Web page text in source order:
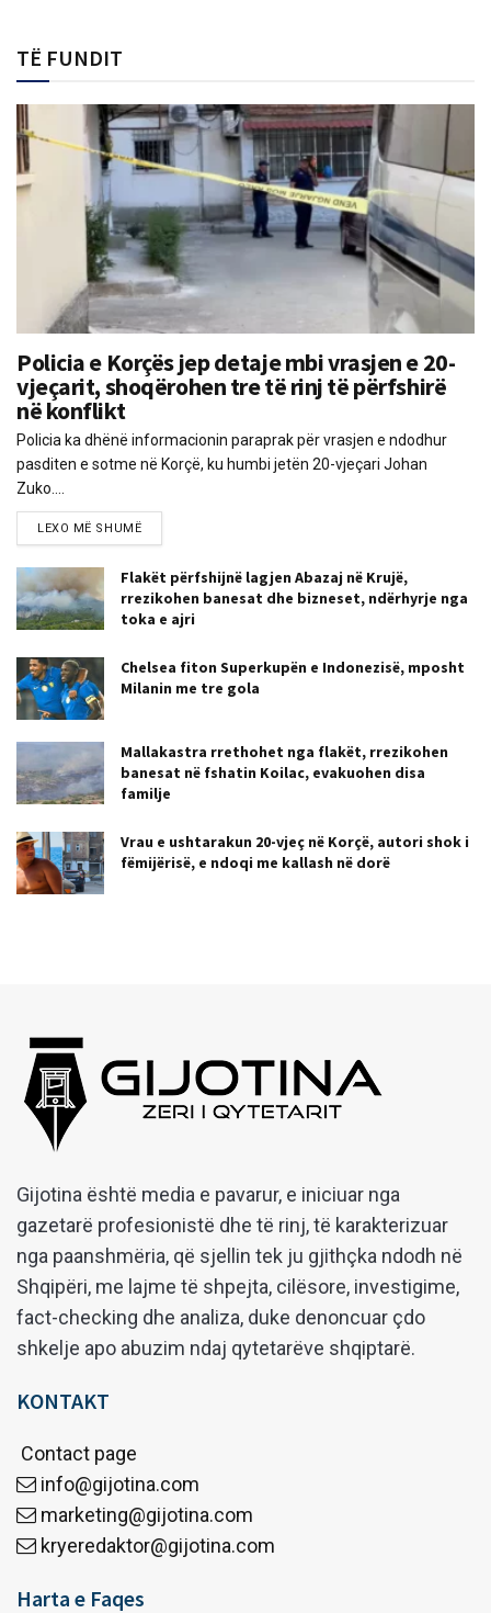
TË FUNDIT
Policia e Korçës jep detaje mbi vrasjen e 20-
vjeçarit, shoqërohen tre të rinj të përfshirë
në konflikt
Policia ka dhënë informacionin paraprak për vrasjen e ndodhur
pasditen e sotme në Korçë, ku humbi jetën 20-vjeçari Johan
Zuko....
LEXO MË SHUMË
Flakët përfshijnë lagjen Abazaj në Krujë,
rrezikohen banesat dhe bizneset, ndërhyrje nga
toka e ajri
Chelsea fiton Superkupën e Indonezisë, mposht
Milanin me tre gola
Mallakastra rrethohet nga flakët, rrezikohen
banesat në fshatin Koilac, evakuohen disa
familje
Vrau e ushtarakun 20-vjeç në Korçë, autori shok i
fëmijërisë, e ndoqi me kallash në dorë
Gijotina është media e pavarur, e iniciuar nga
gazetarë profesionistë dhe të rinj, të karakterizuar
nga paanshmëria, që sjellin tek ju gjithçka ndodh në
Shqipëri, me lajme të shpejta, cilësore, investigime,
fact-checking dhe analiza, duke denoncuar çdo
shkelje apo abuzim ndaj qytetarëve shqiptarë.
KONTAKT
Contact page
info@gijotina.com
marketing@gijotina.com
kryeredaktor@gijotina.com
Harta e Faqes